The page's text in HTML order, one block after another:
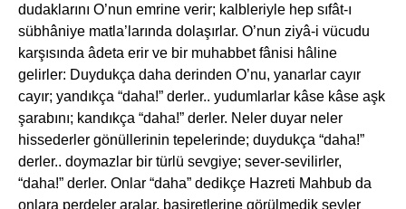
dudaklarını O’nun emrine verir; kalbleriyle hep sıfât-ı
sübhâniye matla’larında dolaşırlar. O’nun ziyâ-i vücudu
karşısında âdeta erir ve bir muhabbet fânisi hâline
gelirler: Duydukça daha derinden O’nu, yanarlar cayır
cayır; yandıkça “daha!” derler.. yudumlarlar kâse kâse aşk
şarabını; kandıkça “daha!” derler. Neler duyar neler
hissederler gönüllerinin tepelerinde; duydukça “daha!”
derler.. doymazlar bir türlü sevgiye; sever-sevilirler,
“daha!” derler. Onlar “daha” dedikçe Hazreti Mahbub da
onlara perdeler aralar, basiretlerine görülmedik şeyler